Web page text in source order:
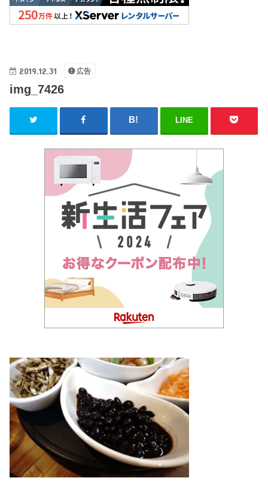
2019.12.31 広告
img_7426
LINE